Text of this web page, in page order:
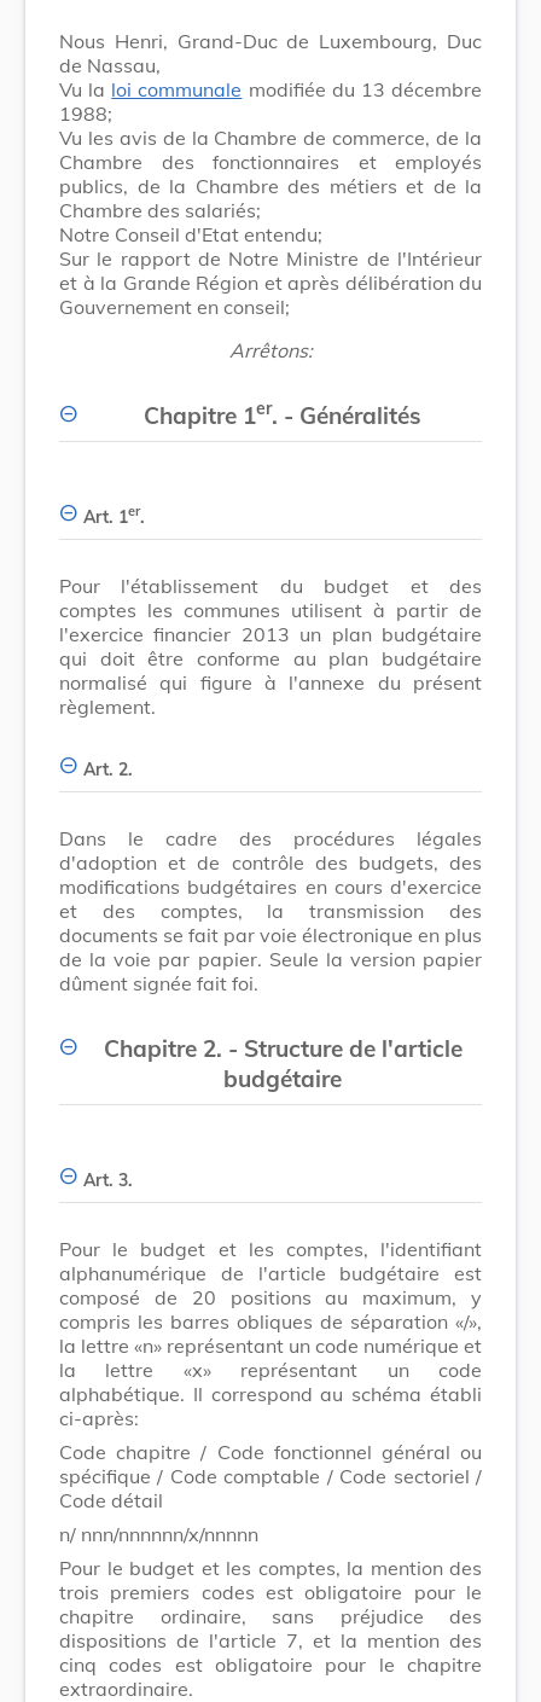
Nous Henri, Grand-Duc de Luxembourg, Duc
de Nassau,
Vu la loi communale modifiée du 13 décembre
1988;
Vu les avis de la Chambre de commerce, de la
Chambre des fonctionnaires et employés
publics, de la Chambre des métiers et de la
Chambre des salariés;
Notre Conseil d'Etat entendu;
Sur le rapport de Notre Ministre de l'Intérieur
et à la Grande Région et après délibération du
Gouvernement en conseil;
Arrêtons:
Chapitre 1er. - Généralités
Art. 1er.
Pour l'établissement du budget et des
comptes les communes utilisent à partir de
l'exercice financier 2013 un plan budgétaire
qui doit être conforme au plan budgétaire
normalisé qui figure à l'annexe du présent
règlement.
Art. 2.
Dans le cadre des procédures légales
d'adoption et de contrôle des budgets, des
modifications budgétaires en cours d'exercice
et des comptes, la transmission des
documents se fait par voie électronique en plus
de la voie par papier. Seule la version papier
dûment signée fait foi.
Chapitre 2. - Structure de l'article
budgétaire
Art. 3.
Pour le budget et les comptes, l'identifiant
alphanumérique de l'article budgétaire est
composé de 20 positions au maximum, y
compris les barres obliques de séparation «/»,
la lettre «n» représentant un code numérique et
la lettre «x» représentant un code
alphabétique. Il correspond au schéma établi
ci-après:
Code chapitre / Code fonctionnel général ou
spécifique / Code comptable / Code sectoriel /
Code détail
n/ nnn/nnnnnn/x/nnnnn
Pour le budget et les comptes, la mention des
trois premiers codes est obligatoire pour le
chapitre ordinaire, sans préjudice des
dispositions de l'article 7, et la mention des
cinq codes est obligatoire pour le chapitre
extraordinaire.